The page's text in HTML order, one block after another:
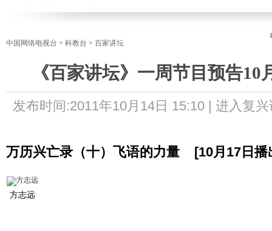
中国网络电视台 > 科教台 > 百家讲坛
《百家讲坛》一周节目预告
发布时间:2011年10月14日 15:10 | 进入复兴
万历兴亡录（十）飞语的力量 [10月17日播
方志远